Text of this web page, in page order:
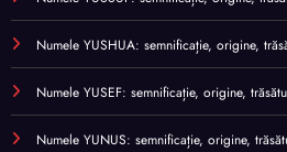
Numele YUSHUA: semnificație, origine,
Numele YUSEF: semnificație, origine,
Numele YUNUS: semnificație, origine,